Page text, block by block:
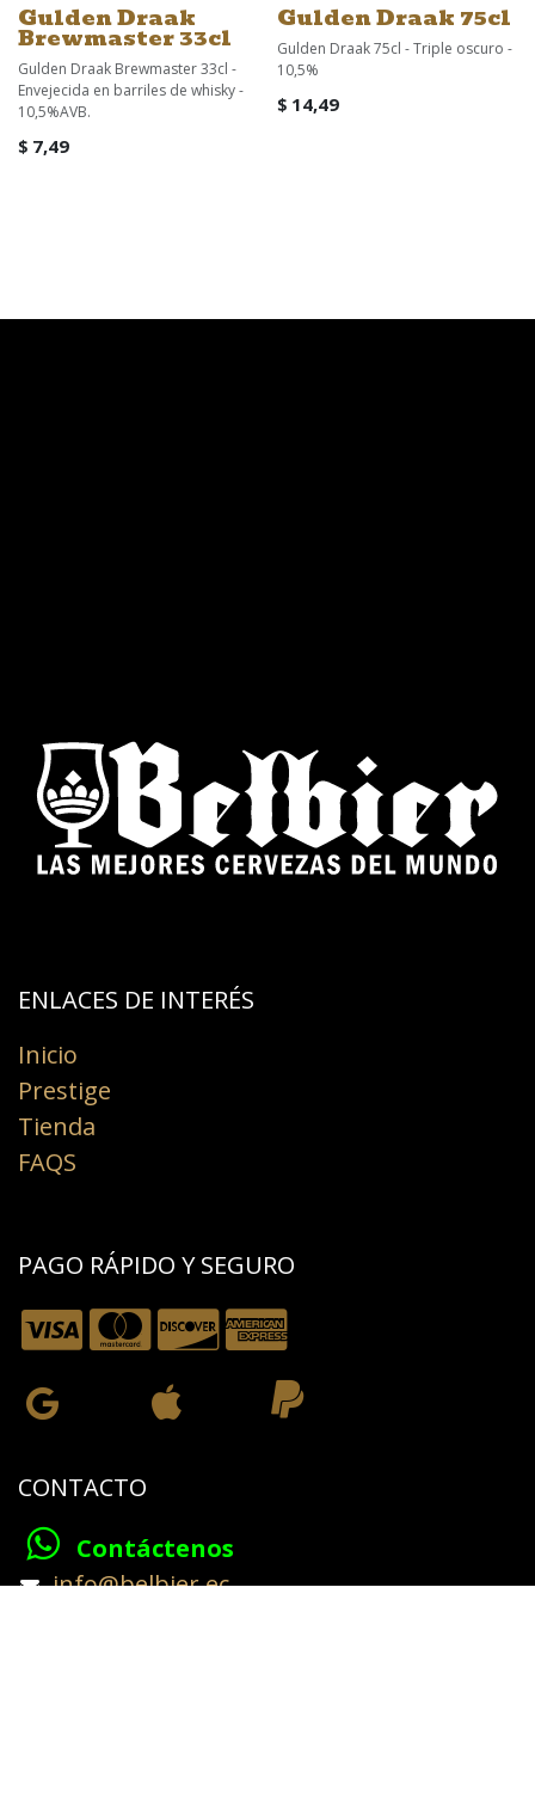
Gulden Draak
Brewmaster 33cl
Gulden Draak Brewmaster 33cl -
Envejecida en barriles de whisky -
10,5%AVB.
$ 7,49
Gulden Draak 75cl
Gulden Draak 75cl - Triple oscuro -
10,5%
$ 14,49
ENLACES DE INTERÉS​
Inicio
Prestige
Tienda
FAQS
PAGO RÁPIDO Y SEGURO
CONTACTO
Contáctenos
​info@belbier.ec​